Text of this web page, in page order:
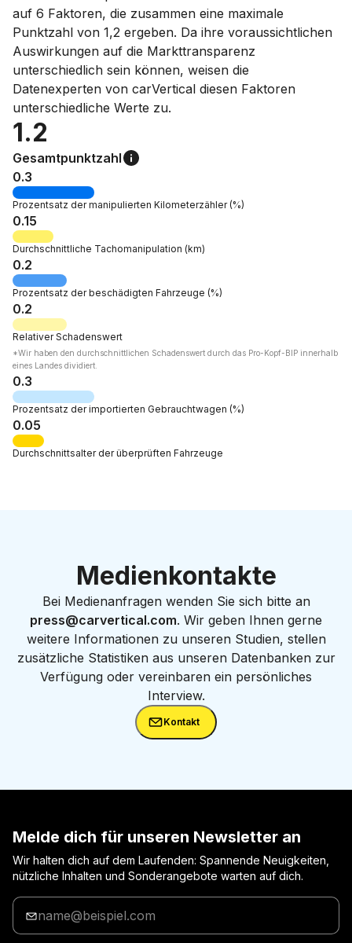
auf 6 Faktoren, die zusammen eine maximale
Punktzahl von 1,2 ergeben. Da ihre voraussichtlichen
Auswirkungen auf die Markttransparenz
unterschiedlich sein können, weisen die
Datenexperten von carVertical diesen Faktoren
unterschiedliche Werte zu.
1.2
Gesamtpunktzahl
0.3
Prozentsatz dermanipulierten Kilometerzähler(%)
0.15
Durchschnittliche Tachomanipulation (km)
0.2
Prozentsatz derbeschädigten Fahrzeuge (%)
0.2
RelativerSchadenswert
*Wir haben den durchschnittlichen Schadenswert durch das Pro-Kopf-BIP innerhalb
eines Landes dividiert.
0.3
Prozentsatz derimportierten Gebrauchtwagen (%)
0.05
Durchschnittsalterder überprüften Fahrzeuge
Medienkontakte
Bei Medienanfragen wenden Sie sich bitte an
press@carvertical.com. Wir geben Ihnen gerne
weitere Informationen zu unseren Studien, stellen
zusätzliche Statistiken aus unseren Datenbanken zur
Verfügung oder vereinbaren ein persönliches
Interview.
Kontakt
Melde dich für unseren Newsletter an
Wir halten dich auf dem Laufenden: Spannende Neuigkeiten,
nützliche Inhalten und Sonderangebote warten auf dich.
Gib
deine
E-